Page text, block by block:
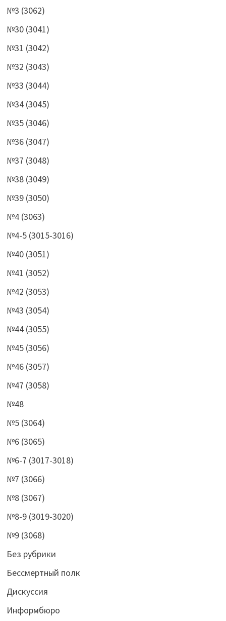
№3 (3062)
№30 (3041)
№31 (3042)
№32 (3043)
№33 (3044)
№34 (3045)
№35 (3046)
№36 (3047)
№37 (3048)
№38 (3049)
№39 (3050)
№4 (3063)
№4-5 (3015-3016)
№40 (3051)
№41 (3052)
№42 (3053)
№43 (3054)
№44 (3055)
№45 (3056)
№46 (3057)
№47 (3058)
№48
№5 (3064)
№6 (3065)
№6-7 (3017-3018)
№7 (3066)
№8 (3067)
№8-9 (3019-3020)
№9 (3068)
Без рубрики
Бессмертный полк
Дискуссия
Информбюро